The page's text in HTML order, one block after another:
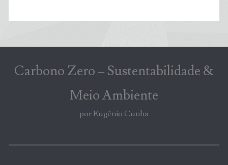
Carbono Zero – Sustentabilidade &
Meio Ambiente
por Eugênio Cunha